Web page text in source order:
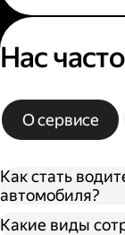
Нас
О сервисе
Как стать
автомобиля?
Какие виды